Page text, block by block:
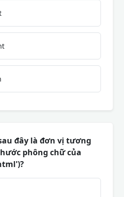
đây là đơn vị tương
phông chữ của